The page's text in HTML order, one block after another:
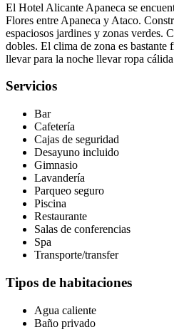
El Hotel Alicante Apaneca se
Flores entre Apaneca y Ataco.
espaciosos jardines y zonas verdes.
dobles. El clima de zona es bastante
llevar para la noche llevar ropa
Servicios
Bar
Cafetería
Cajas de seguridad
Desayuno incluido
Gimnasio
Lavandería
Parqueo seguro
Piscina
Restaurante
Salas de conferencias
Spa
Transporte/transfer
Tipos de habitaciones
Agua caliente
Baño privado